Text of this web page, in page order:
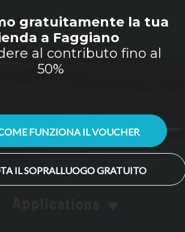
gratuitamente la tua
a Faggiano
al contributo fino al
50%
FUNZIONA IL VOUCHER
IL SOPRALLUOGO GRATUITO